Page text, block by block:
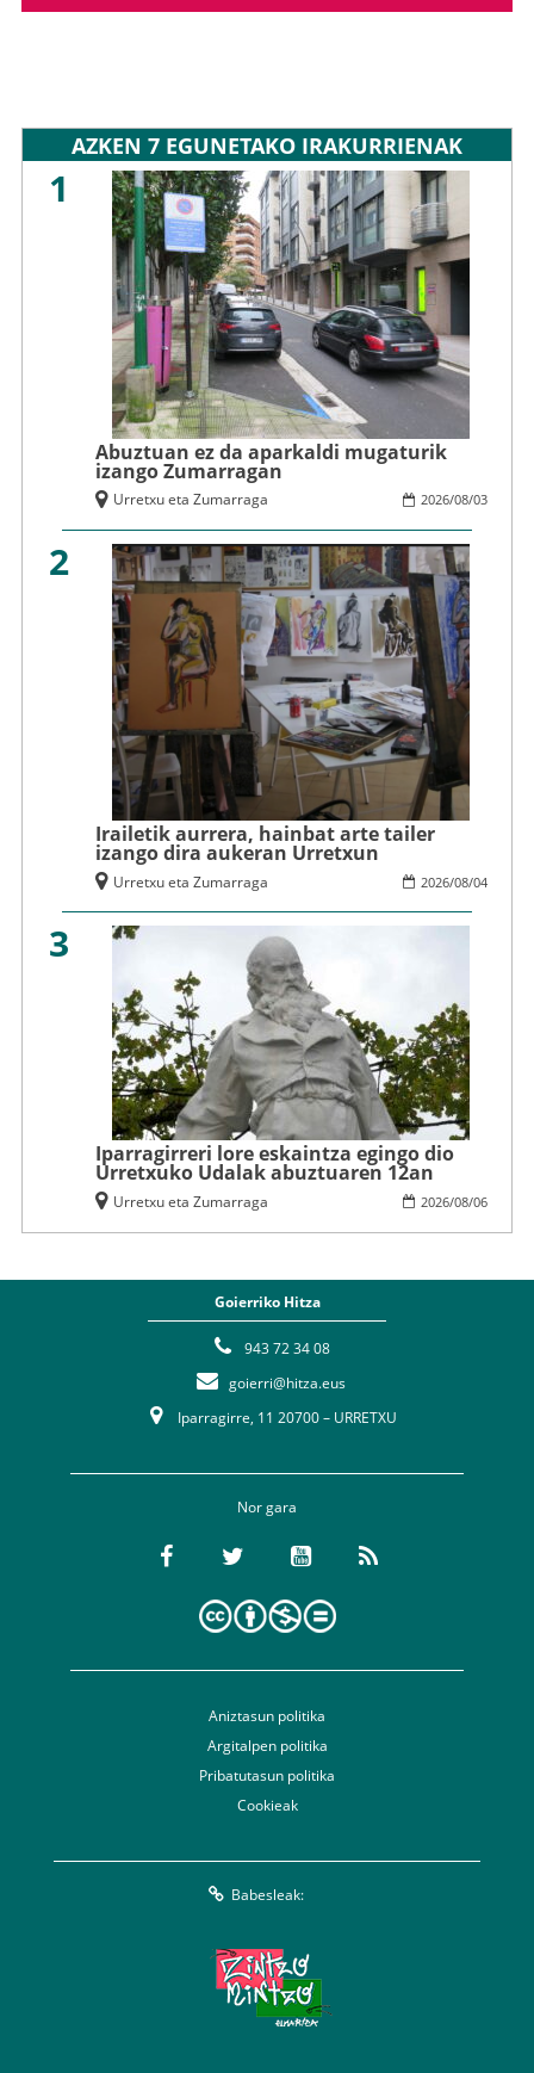
AZKEN 7 EGUNETAKO IRAKURRIENAK
1
Abuztuan ez da aparkaldi mugaturik
izango Zumarragan
2026/08/03
Urretxu eta Zumarraga
2
Irailetik aurrera, hainbat arte tailer
izango dira aukeran Urretxun
2026/08/04
Urretxu eta Zumarraga
3
Iparragirreri lore eskaintza egingo dio
Urretxuko Udalak abuztuaren 12an
2026/08/06
Urretxu eta Zumarraga
Goierriko Hitza
943 72 34 08
goierri@hitza.eus
Iparragirre, 11 20700 – URRETXU
Nor gara
Aniztasun politika
Argitalpen politika
Pribatutasun politika
Cookieak
Babesleak: